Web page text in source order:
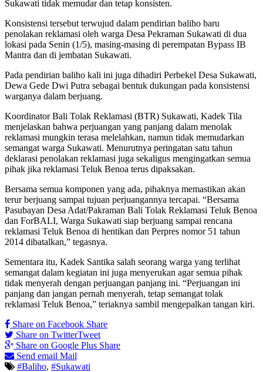
Sukawati tidak memudar dan tetap konsisten.
Konsistensi tersebut terwujud dalam pendirian baliho baru
penolakan reklamasi oleh warga Desa Pekraman Sukawati di dua
lokasi pada Senin (1/5), masing-masing di perempatan Bypass IB
Mantra dan di jembatan Sukawati.
Pada pendirian baliho kali ini juga dihadiri Perbekel Desa Sukawati,
Dewa Gede Dwi Putra sebagai bentuk dukungan pada konsistensi
warganya dalam berjuang.
Koordinator Bali Tolak Reklamasi (BTR) Sukawati, Kadek Tila
menjelaskan bahwa perjuangan yang panjang dalam menolak
reklamasi mungkin terasa melelahkan, namun tidak memudarkan
semangat warga Sukawati. Menurutnya peringatan satu tahun
deklarasi penolakan reklamasi juga sekaligus mengingatkan semua
pihak jika reklamasi Teluk Benoa terus dipaksakan.
Bersama semua komponen yang ada, pihaknya memastikan akan
terur berjuang sampai tujuan perjuangannya tercapai. “Bersama
Pasubayan Desa Adat/Pakraman Bali Tolak Reklamasi Teluk Benoa
dan ForBALI, Warga Sukawati siap berjuang sampai rencana
reklamasi Teluk Benoa di hentikan dan Perpres nomor 51 tahun
2014 dibatalkan,” tegasnya.
Sementara itu, Kadek Santika salah seorang warga yang terlihat
semangat dalam kegiatan ini juga menyerukan agar semua pihak
tidak menyerah dengan perjuangan panjang ini. “Perjuangan ini
panjang dan jangan pernah menyerah, tetap semangat tolak
reklamasi Teluk Benoa,” teriaknya sambil mengepalkan tangan kiri.
Share on Facebook Share
Share on TwitterTweet
Share on Google Plus Share
Send email Mail
#Baliho, #Sukawati